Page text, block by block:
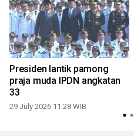
Presiden lantik pamong
praja muda IPDN angkatan
33
29 July 2026 11:28 WIB